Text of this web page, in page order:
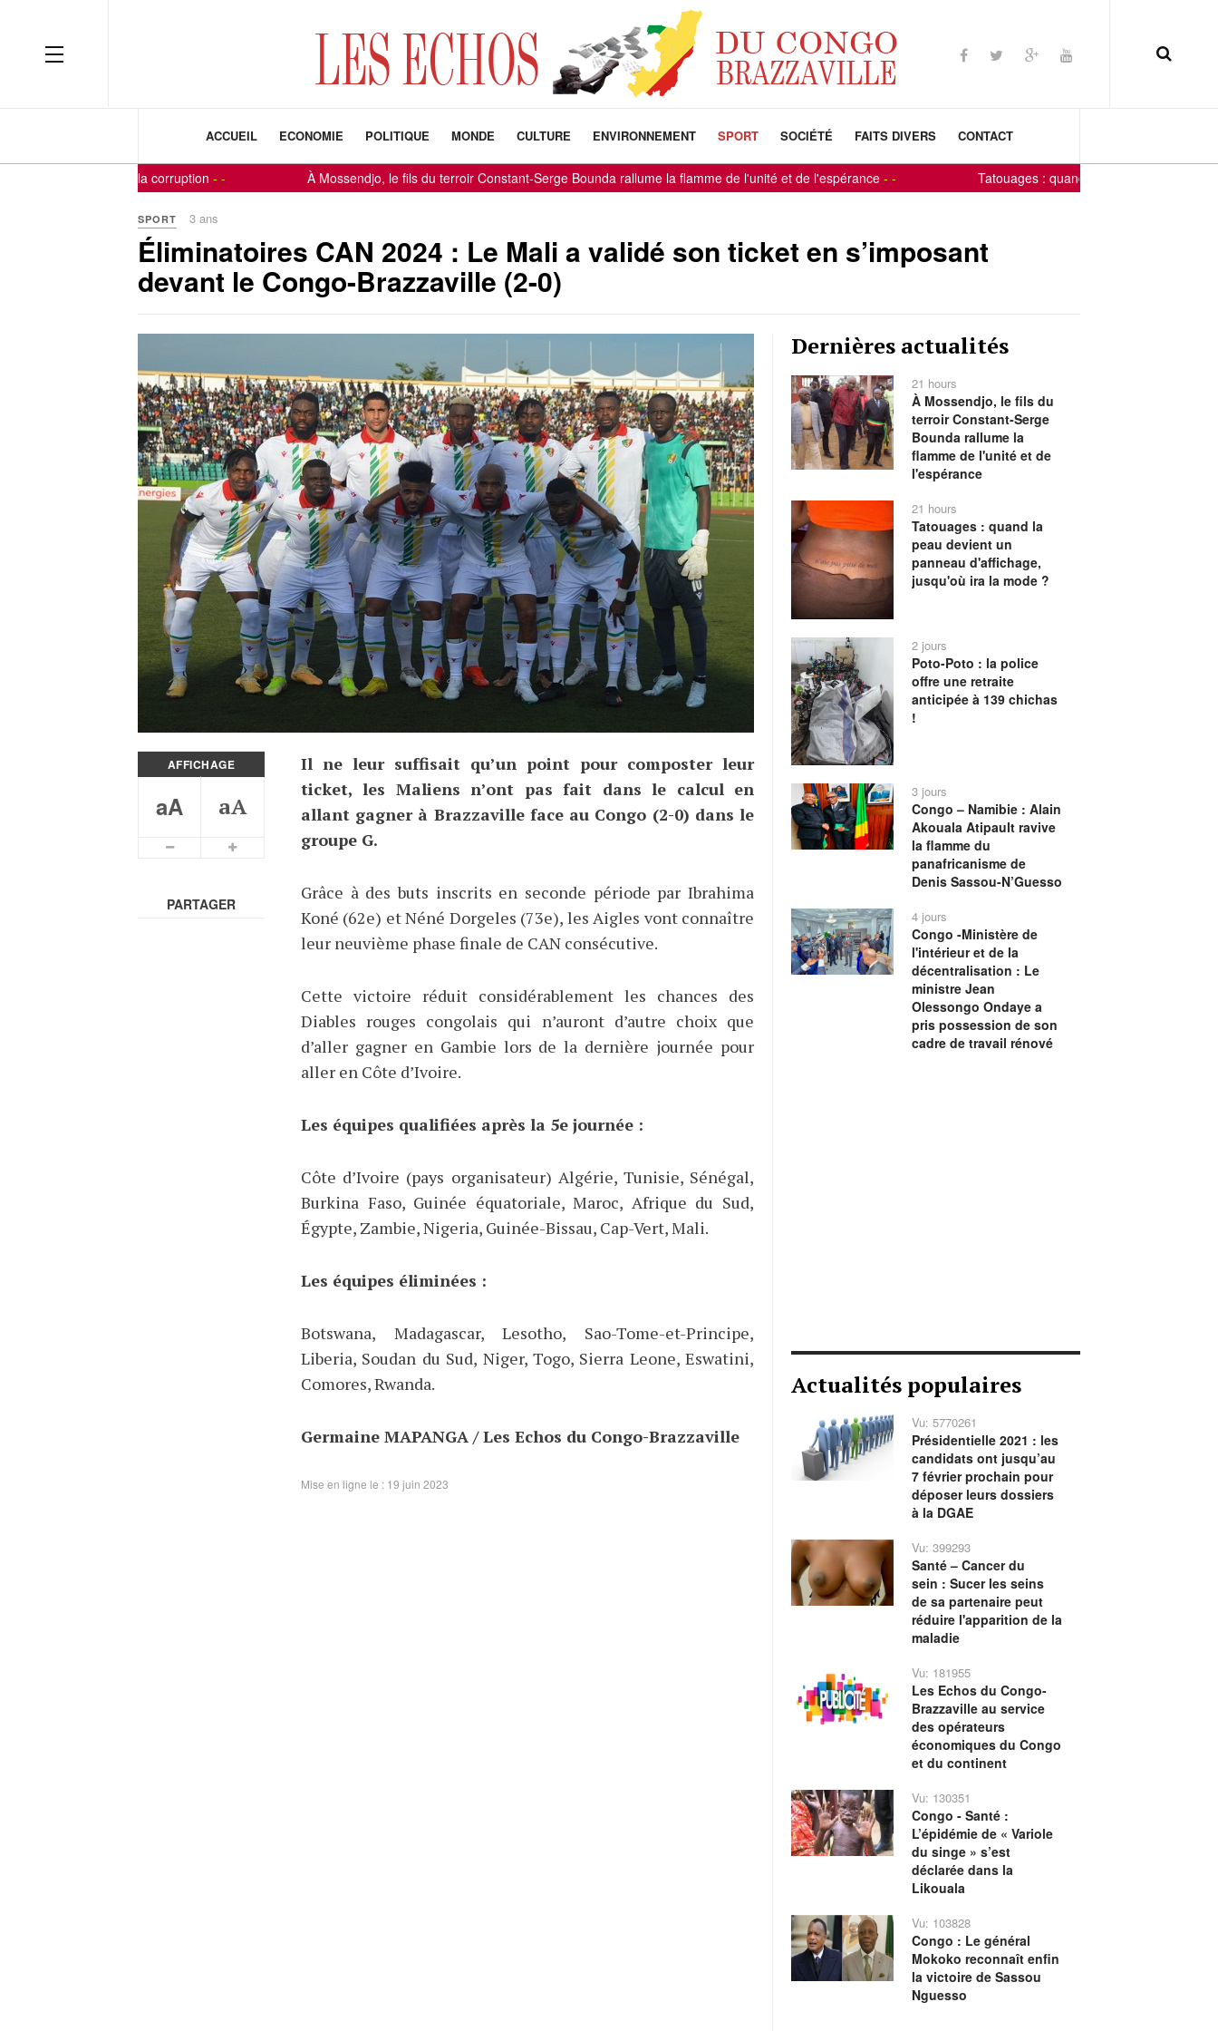
ACCUEIL ECONOMIE POLITIQUE MONDE CULTURE ENVIRONNEMENT SPORT SOCIÉTÉ FAITS DIVERS CONTACT
à la lutte contre la corruption -- À Mossendjo, le fils du terroir Constant-Serge Bounda rallume la flamme de l'unité et de l'espérance -- Tatouages : quand la peau devient un
SPORT 3 ans
Éliminatoires CAN 2024 : Le Mali a validé son ticket en s’imposant
devant le Congo-Brazzaville (2-0)
AFFICHAGE
aA aA
PARTAGER
Il ne leur suffisait qu’un point pour composter leur
ticket, les Maliens n’ont pas fait dans le calcul en
allant gagner à Brazzaville face au Congo (2-0) dans le
groupe G.
Grâce à des buts inscrits en seconde période par Ibrahima
Koné (62e) et Néné Dorgeles (73e), les Aigles vont connaître
leur neuvième phase finale de CAN consécutive.
Cette victoire réduit considérablement les chances des
Diables rouges congolais qui n’auront d’autre choix que
d’aller gagner en Gambie lors de la dernière journée pour
aller en Côte d’Ivoire.
Les équipes qualifiées après la 5e journée :
Côte d’Ivoire (pays organisateur) Algérie, Tunisie, Sénégal,
Burkina Faso, Guinée équatoriale, Maroc, Afrique du Sud,
Égypte, Zambie, Nigeria, Guinée-Bissau, Cap-Vert, Mali.
Les équipes éliminées :
Botswana, Madagascar, Lesotho, Sao-Tome-et-Principe,
Liberia, Soudan du Sud, Niger, Togo, Sierra Leone, Eswatini,
Comores, Rwanda.
Germaine MAPANGA / Les Echos du Congo-Brazzaville
Mise en ligne le : 19 juin 2023
Dernières actualités
21 hours
À Mossendjo, le fils du
terroir Constant-Serge
Bounda rallume la
flamme de l'unité et de
l'espérance
21 hours
Tatouages : quand la
peau devient un
panneau d'affichage,
jusqu'où ira la mode ?
2 jours
Poto-Poto : la police
offre une retraite
anticipée à 139 chichas
!
3 jours
Congo – Namibie : Alain
Akouala Atipault ravive
la flamme du
panafricanisme de
Denis Sassou-N’Guesso
4 jours
Congo -Ministère de
l'intérieur et de la
décentralisation : Le
ministre Jean
Olessongo Ondaye a
pris possession de son
cadre de travail rénové
Actualités populaires
Vu: 5770261
Présidentielle 2021 : les
candidats ont jusqu’au
7 février prochain pour
déposer leurs dossiers
à la DGAE
Vu: 399293
Santé – Cancer du
sein : Sucer les seins
de sa partenaire peut
réduire l'apparition de la
maladie
Vu: 181955
Les Echos du Congo-
Brazzaville au service
des opérateurs
économiques du Congo
et du continent
Vu: 130351
Congo - Santé :
L’épidémie de « Variole
du singe » s’est
déclarée dans la
Likouala
Vu: 103828
Congo : Le général
Mokoko reconnaît enfin
la victoire de Sassou
Nguesso